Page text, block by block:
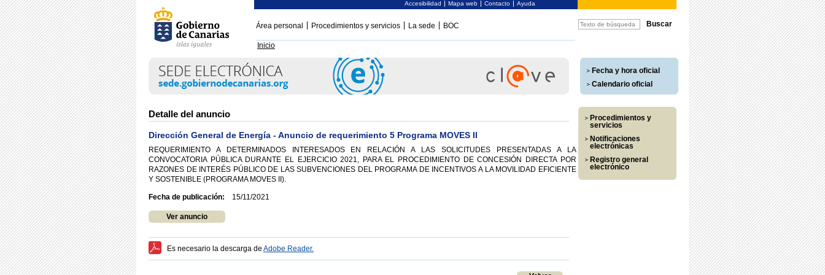
Accesibilidad Mapa web Contacto Ayuda
Área personal Procedimientos y servicios La sede BOC
Inicio
Fecha y hora oficial
Calendario oficial
Detalle del anuncio
Dirección General de Energía - Anuncio de requerimiento 5 Programa MOVES II
REQUERIMIENTO A DETERMINADOS INTERESADOS EN RELACIÓN A LAS SOLICITUDES PRESENTADAS A LA
CONVOCATORIA PÚBLICA DURANTE EL EJERCICIO 2021, PARA EL PROCEDIMIENTO DE CONCESIÓN DIRECTA POR
RAZONES DE INTERÉS PÚBLICO DE LAS SUBVENCIONES DEL PROGRAMA DE INCENTIVOS A LA MOVILIDAD EFICIENTE
Y SOSTENIBLE (PROGRAMA MOVES II).
Fecha de publicación: 15/11/2021
Ver anuncio
Es necesario la descarga de Adobe Reader.
Procedimientos y
servicios
Notificaciones
electrónicas
Registro general
electrónico